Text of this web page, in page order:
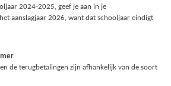
2024-2025, geef je aan in je
aanslagjaar 2026, want dat schooljaar eindigt
de terugbetalingen zijn afhankelijk van de soort